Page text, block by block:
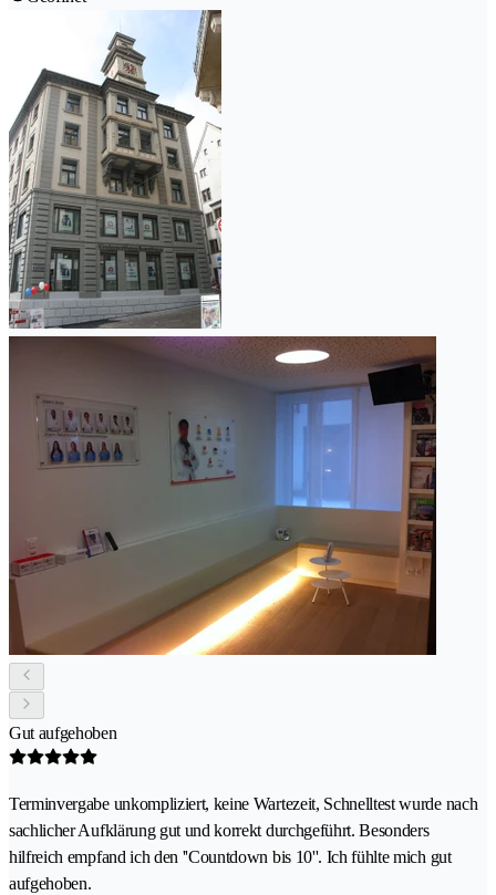
Gut aufgehoben
Terminvergabe unkompliziert, keine Wartezeit, Schnelltest wurde nach
sachlicher Aufklärung gut und korrekt durchgeführt. Besonders
hilfreich empfand ich den ''Countdown bis 10''. Ich fühlte mich gut
aufgehoben.